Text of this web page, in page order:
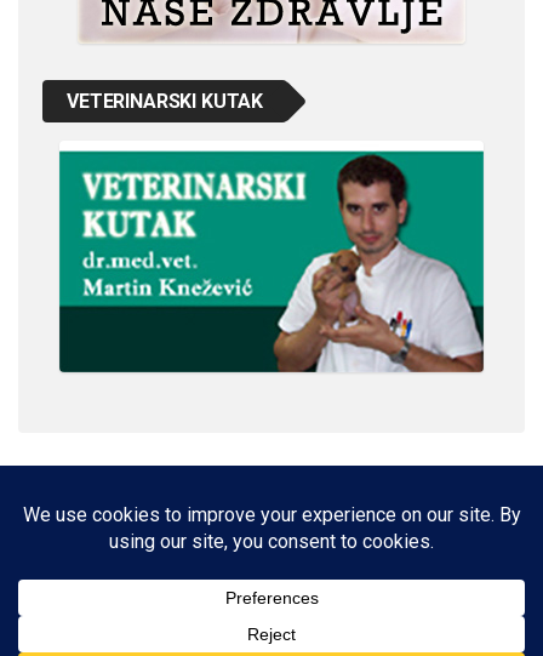
VETERINARSKI KUTAK
IMPRESSUM